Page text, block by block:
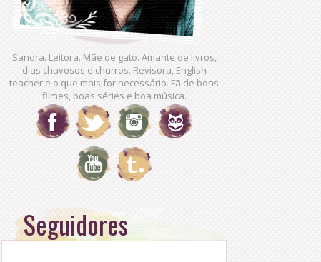
Sandra. Leitora. Mãe de gato. Amante de livros,
dias chuvosos e churros. Revisora, English
teacher e o que mais for necessário. Fã de bons
filmes, boas séries e boa música.
Seguidores